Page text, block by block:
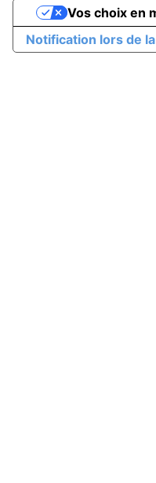
Notification lors de
Vos choix en